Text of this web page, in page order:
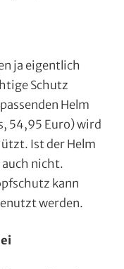
ja eigentlich
Schutz
Helm
54,95 Euro) wird
Ist der Helm
nicht.
kann
werden.